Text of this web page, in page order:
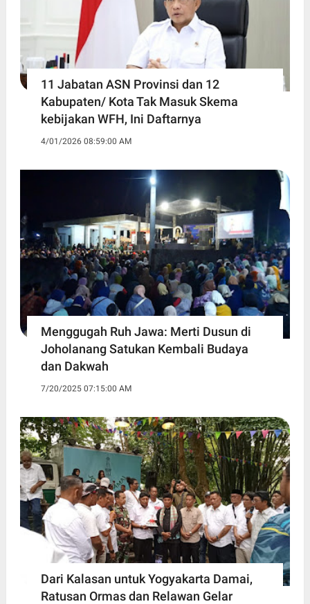
11 Jabatan ASN Provinsi dan 12
Kabupaten/ Kota Tak Masuk Skema
kebijakan WFH, Ini Daftarnya ‎
4/01/2026 08:59:00 AM
Menggugah Ruh Jawa: Merti Dusun di
Joholanang Satukan Kembali Budaya
dan Dakwah
7/20/2025 07:15:00 AM
Dari Kalasan untuk Yogyakarta Damai,
Ratusan Ormas dan Relawan Gelar